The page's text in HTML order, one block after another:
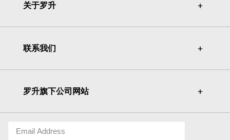
关于罗升 ＋
＋
联系我们 ＋
＋
罗升旗下公司网站 ＋
＋